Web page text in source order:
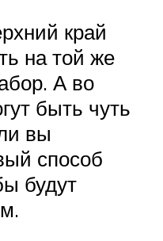
край
на той же
А во
быть чуть
вы
способ
будут